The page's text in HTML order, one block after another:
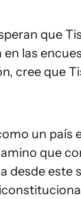
que
las
cree que
un país
que
desde este